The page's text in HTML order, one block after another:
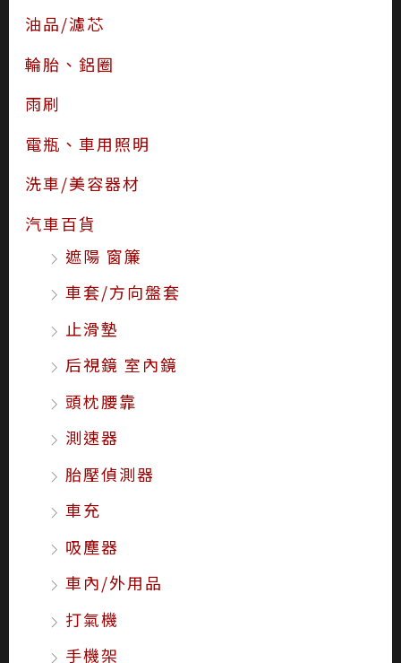
油品/濾芯
輪胎、鋁圈
雨刷
電瓶、車用照明
洗車/美容器材
汽車百貨
遮陽 窗簾
車套/方向盤套
止滑墊
后視鏡 室內鏡
頭枕腰靠
測速器
胎壓偵測器
車充
吸塵器
車內/外用品
打氣機
手機架